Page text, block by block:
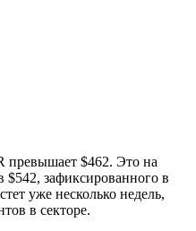
превышает $462. Это на
$542, зафиксированного в
уже несколько недель,
в секторе.